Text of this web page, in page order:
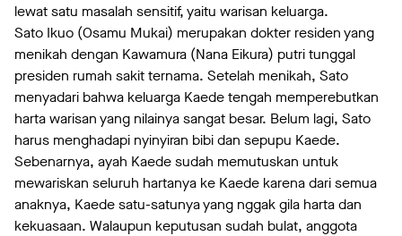
lewat satu masalah sensitif, yaitu warisan keluarga.
Sato Ikuo (Osamu Mukai) merupakan dokter residen yang
menikah dengan Kawamura (Nana Eikura) putri tunggal
presiden rumah sakit ternama. Setelah menikah, Sato
menyadari bahwa keluarga Kaede tengah memperebutkan
harta warisan yang nilainya sangat besar. Belum lagi, Sato
harus menghadapi nyinyiran bibi dan sepupu Kaede.
Sebenarnya, ayah Kaede sudah memutuskan untuk
mewariskan seluruh hartanya ke Kaede karena dari semua
anaknya, Kaede satu-satunya yang nggak gila harta dan
kekuasaan. Walaupun keputusan sudah bulat, anggota